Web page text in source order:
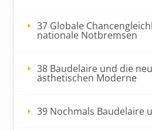
37 Globale
nationale Notbremsen
38 Baudelaire und die
ästhetischen Moderne
39 Nochmals Baudelaire